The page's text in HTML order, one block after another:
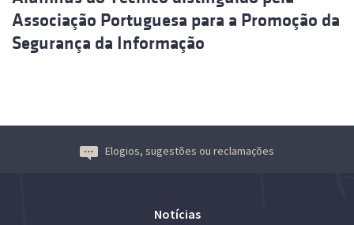
Associação Portuguesa para a Promoção da
Segurança da Informação
Elogios, sugestões ou reclamações
Notícias